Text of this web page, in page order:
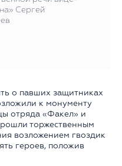
Сергей
о павших защитниках
к монументу
отряда «Факел» и
торжественным
возложением гвоздик
героев, положив